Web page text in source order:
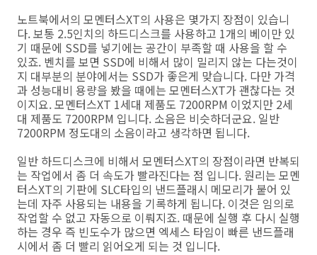
노트북에서의 모멘터스XT의 사용은 몇가지 장점이 있습니
다. 보통 2.5인치의 하드디스크를 사용하고 1개의 베이만 있
기 때문에 SSD를 넣기에는 공간이 부족할 때 사용을 할 수
있죠. 벤치를 보면 SSD에 비해서 많이 밀리지 않는 다는것이
지 대부분의 분야에서는 SSD가 좋은게 맞습니다. 다만 가격
과 성능대비 용량을 봤을 때에는 모멘터스XT가 괜찮다는 것
이지요. 모멘터스XT 1세대 제품도 7200RPM 이었지만 2세
대 제품도 7200RPM 입니다. 소음은 비슷하더군요. 일반
7200RPM 정도대의 소음이라고 생각하면 됩니다.
일반 하드디스크에 비해서 모멘터스XT의 장점이라면 반복되
는 작업에서 좀 더 속도가 빨라진다는 점 입니다. 원리는 모멘
터스XT의 기판에 SLC타입의 낸드플래시 메모리가 붙어 있
는데 자주 사용되는 내용을 기록하게 됩니다. 이것은 임의로
작업할 수 없고 자동으로 이뤄지죠. 때문에 실행 후 다시 실행
하는 경우 즉 빈도수가 많으면 엑세스 타임이 빠른 낸드플래
시에서 좀 더 빨리 읽어오게 되는 것 입니다.